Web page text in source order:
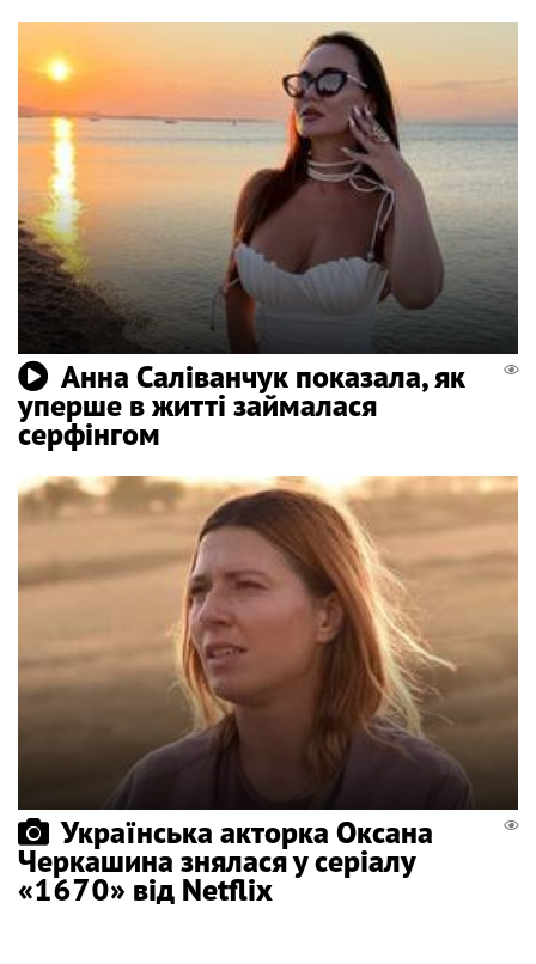
Анна Саліванчук показала, як
уперше в житті займалася
серфінгом
Українська акторка Оксана
Черкашина знялася у серіалу
«1670» від Netflix